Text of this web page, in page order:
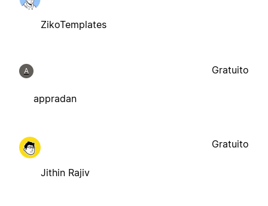
ZikoTemplates
A
appradan
Gratuito
Jithin Rajiv
Gratuito